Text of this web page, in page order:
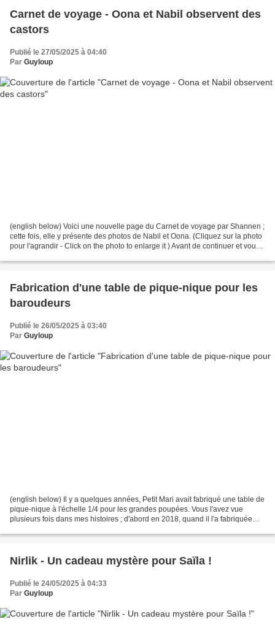
Carnet de voyage - Oona et Nabil observent des
castors
Publié le 27/05/2025 à 04:40
Par Guyloup
(english below) Voici une nouvelle page du Carnet de voyage par Shannen ;
cette fois, elle y présente des photos de Nabil et Oona. (Cliquez sur la photo
pour l'agrandir - Click on the photo to enlarge it ) Avant de continuer et vous
Fabrication d'une table de pique-nique pour les
baroudeurs
Publié le 26/05/2025 à 03:40
Par Guyloup
(english below) Il y a quelques années, Petit Mari avait fabriqué une table de
pique-nique à l'échelle 1/4 pour les grandes poupées. Vous l'avez vue
plusieurs fois dans mes histoires ; d'abord en 2018, quand il l'a fabriquée
Nirlik - Un cadeau mystère pour Saïla !
Publié le 24/05/2025 à 04:33
Par Guyloup